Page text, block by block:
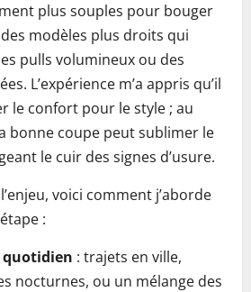
plus souples pour bouger
modèles plus droits qui
pulls volumineux ou des
L’expérience m’a appris qu’il
le confort pour le style ; au
bonne coupe peut sublimer le
le cuir des signes d’usure.
voici comment j’aborde
:
quotidien : trajets en ville,
nocturnes, ou un mélange des